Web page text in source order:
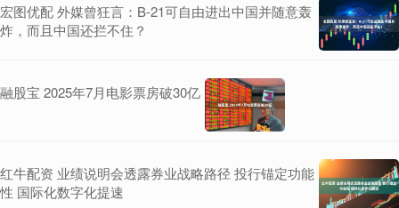
宏图优配 外媒曾狂言：B-21可自由进出中国并随意轰
炸，而且中国还拦不住？
融股宝 2025年7月电影票房破30亿
红牛配资 业绩说明会透露券业战略路径 投行锚定功能
性 国际化数字化提速